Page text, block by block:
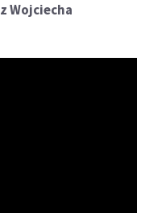
Wojciecha